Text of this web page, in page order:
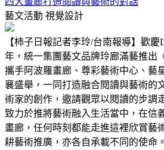
藝文活動 視覺設計
【柿子日報記者李玲/台南報導】歡
年，統一集團藝文品牌玲廊滿藝推出
攜手阿波羅畫廊、尊彩藝術中心、藝
襄盛舉，一同打造融合閱讀與藝術的
術家的創作，邀請觀眾以閱讀的步調
致力於推將藝術融入生活當中，在信
畫廊，任何時刻都能走進這裡欣賞藝
耕藝術推廣，亦各自承載不同的使命